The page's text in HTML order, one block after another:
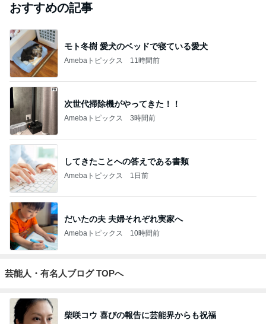
おすすめの記事
モト冬樹 愛犬のベッドで寝ている愛犬
Amebaトピックス 11時間前
次世代掃除機がやってきた！！
Amebaトピックス 3時間前
してきたことへの答えである書類
Amebaトピックス 1日前
だいたの夫 夫婦それぞれ実家へ
Amebaトピックス 10時間前
芸能人・有名人ブログ TOPへ
柴咲コウ 喜びの報告に芸能界からも祝福